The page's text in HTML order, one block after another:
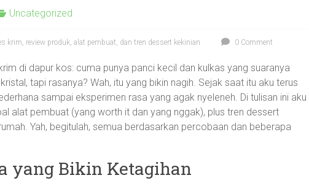
Uncategorized
krim, review produk, alat pembuat, dan tren dessert kekinian 0 Comment
di dapur kos: cuma punya panci kecil dan kulkas yang suaranya
tapi rasanya? Wah, itu yang bikin nagih. Sejak saat itu aku terus
sampai eksperimen rasa yang agak nyeleneh. Di tulisan ini aku
alat pembuat (yang worth it dan yang nggak), plus tren dessert
Yah, begitulah, semua berdasarkan percobaan dan beberapa
yang Bikin Ketagihan